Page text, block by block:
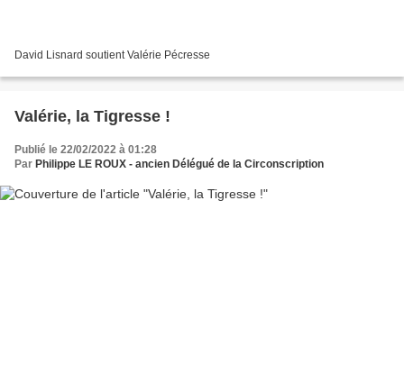
David Lisnard soutient Valérie Pécresse
Valérie, la Tigresse !
Publié le 22/02/2022 à 01:28
Par Philippe LE ROUX - ancien Délégué de la Circonscription